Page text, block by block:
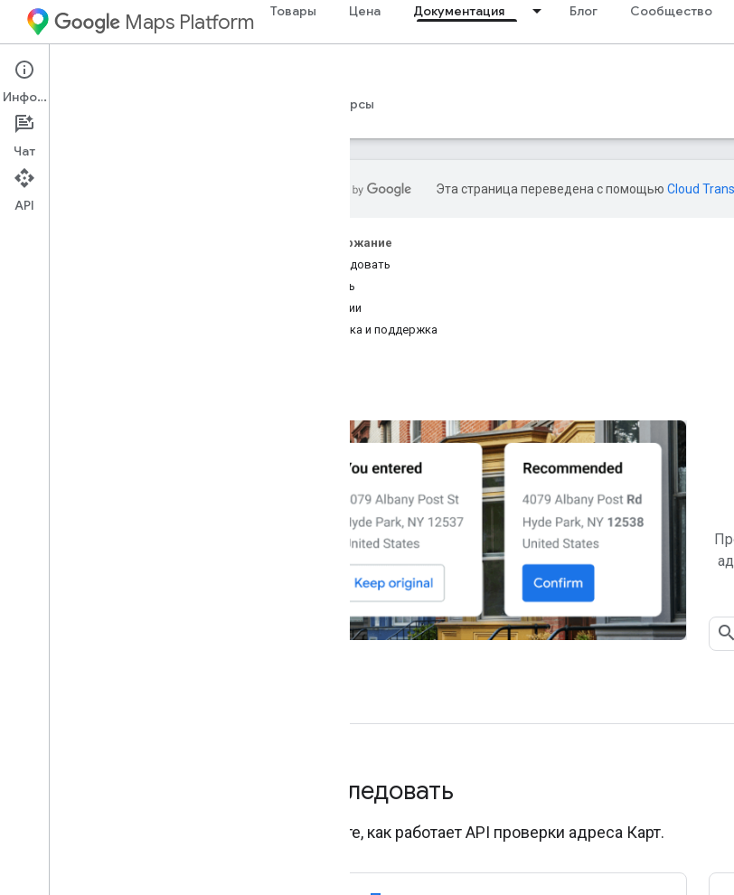
Maps Platform Товары Цена Документация Блог Сообщество
Web Services
Руководства
Ресурсы
Эта страница переведена с помощью Cloud
Содержание
Исследовать
Начать
Функции
Справка и поддержка
Исследовать
Узнайте, как работает API проверки адреса Карт.
Информация
Чат
API